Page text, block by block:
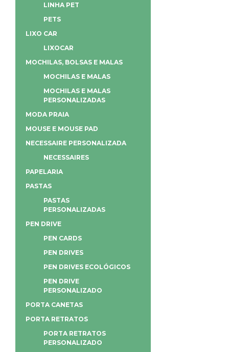
LINHA PET
PETS
LIXO CAR
LIXOCAR
MOCHILAS, BOLSAS E MALAS
MOCHILAS E MALAS
MOCHILAS E MALAS
PERSONALIZADAS
MODA PRAIA
MOUSE E MOUSE PAD
NECESSAIRE PERSONALIZADA
NECESSAIRES
PAPELARIA
PASTAS
PASTAS
PERSONALIZADAS
PEN DRIVE
PEN CARDS
PEN DRIVES
PEN DRIVES ECOLÓGICOS
PEN DRIVE
PERSONALIZADO
PORTA CANETAS
PORTA RETRATOS
PORTA RETRATOS
PERSONALIZADO